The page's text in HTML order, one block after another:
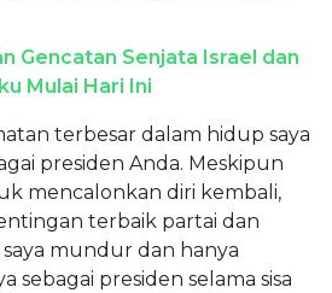
Gencatan Senjata Israel dan
Mulai Hari Ini
terbesar dalam hidup saya
presiden Anda. Meskipun
mencalonkan diri kembali,
terbaik partai dan
saya mundur dan hanya
sebagai presiden selama sisa